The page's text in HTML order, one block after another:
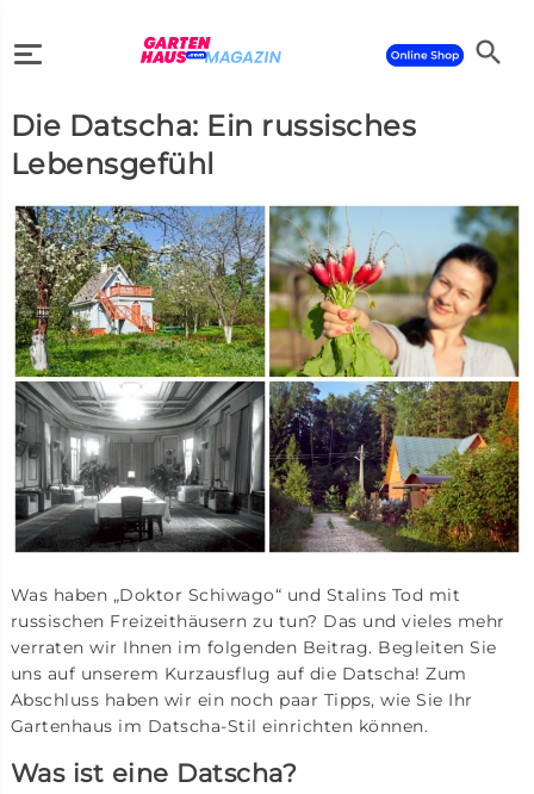
search
Die Datscha: Ein russisches
Lebensgefühl
Was haben „Doktor Schiwago“ und Stalins Tod mit
russischen Freizeithäusern zu tun? Das und vieles mehr
verraten wir Ihnen im folgenden Beitrag. Begleiten Sie
uns auf unserem Kurzausflug auf die Datscha! Zum
Abschluss haben wir ein noch paar Tipps, wie Sie Ihr
Gartenhaus im Datscha-Stil einrichten können.
Was ist eine Datscha?